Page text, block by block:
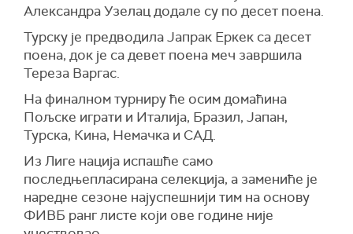
Александра Узелац додале су по десет поена.
Турску је предводила Јапрак Еркек са десет
поена, док је са девет поена меч завршила
Тереза Варгас.
На финалном турниру ће осим домаћина
Пољске играти и Италија, Бразил, Јапан,
Турска, Кина, Немачка и САД.
Из Лиге нација испашће само
последњепласирана селекција, а замениће је
наредне сезоне најуспешнији тим на основу
ФИВБ ранг листе који ове године није